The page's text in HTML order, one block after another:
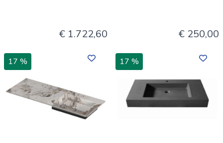
€ 1.722,60 € 250,00
17 % 17 %